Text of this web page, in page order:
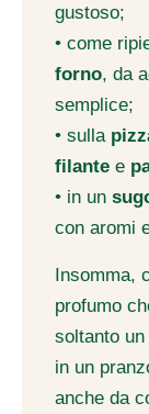
gustoso;
• come
forno, da
semplice;
• sulla
filante e
• in un
con aromi
Insomma,
profumo
soltanto
in un
anche da